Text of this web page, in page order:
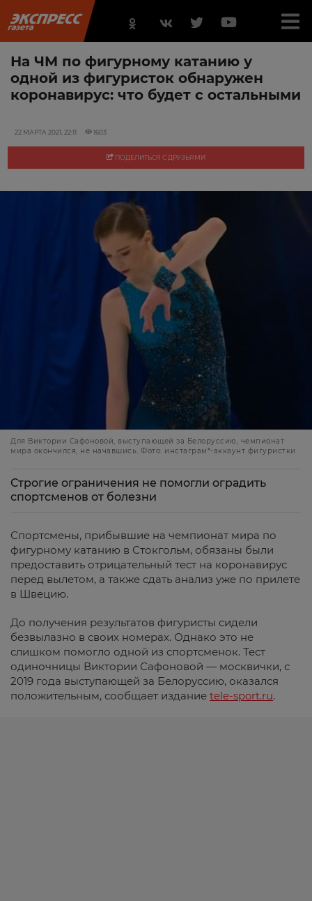
На ЧМ по фигурному катанию у
одной из фигуристок обнаружен
коронавирус: что будет с остальными
22 МАРТА 2021, 22:11 1603
ПОДЕЛИТЬСЯ С ДРУЗЬЯМИ
Для Виктории Сафоновой, выступающей за Белоруссию, чемпионат
мира окончился, не начавшись. Фото: инстаграм*-аккаунт фигуристки
Строгие ограничения не помогли оградить
спортсменов от болезни
Спортсмены, прибывшие на чемпионат мира по
фигурному катанию в Стокгольм, обязаны были
предоставить отрицательный тест на коронавирус
перед вылетом, а также сдать анализ уже по прилете
в Швецию.
До получения результатов фигуристы сидели
безвылазно в своих номерах. Однако это не
слишком помогло одной из спортсменок. Тест
одиночницы Виктории Сафоновой — москвички, с
2019 года выступающей за Белоруссию, оказался
положительным, сообщает издание tele-sport.ru.